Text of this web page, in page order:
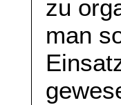
zu
man